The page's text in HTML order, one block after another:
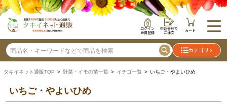
ログイン
会員登録
申込番号で
ご注文 カート
カテゴリ
タキイネット通販TOP > 野菜・イモの苗一覧 > イチゴ一覧 > いちご・やよいひめ
いちご・やよいひめ